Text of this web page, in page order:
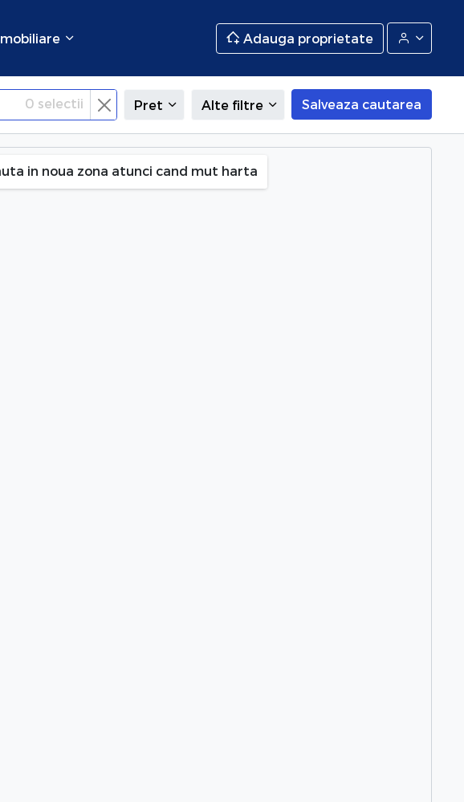
Adauga proprietate
0 selectii Pret Alte filtre Salveaza cautarea
in noua zona atunci cand mut harta